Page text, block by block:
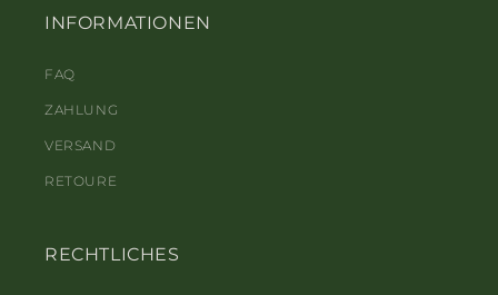
INFORMATIONEN
FAQ
ZAHLUNG
VERSAND
RETOURE
RECHTLICHES